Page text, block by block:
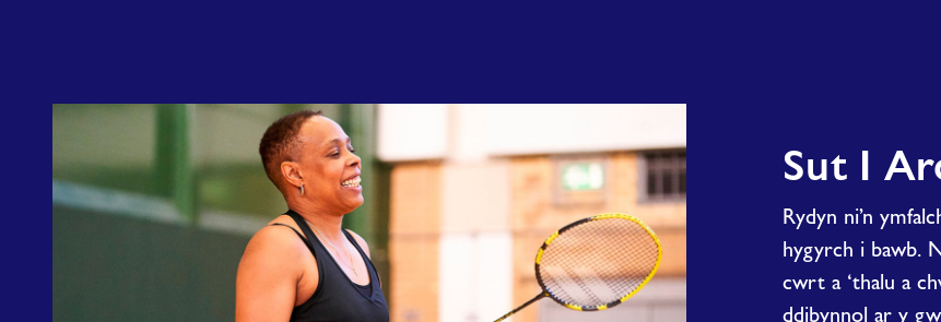
Sut I
Rydyn ni’n
hygyrch i bawb.
cwrt a ‘thalu a
ddibynnol ar y